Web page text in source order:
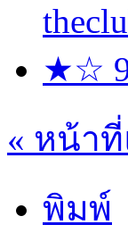
★☆ 9
« หน้า
พิมพ์